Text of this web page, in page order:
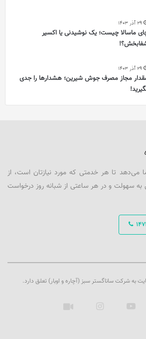
29 آذر 1403
ماسالا چیست؛ یک نوشیدنی یا اکسیر
29 آذر 1403
مجاز مصرف جوش شیرین؛ هشدارها را جدی
می‌دهد تا هر خدمتی که مورد نیازتان است، از
به سهولت و در هر ساعتی از شبانه روز درخواست
به شرکت ساناگستر سبز (آچاره و اوبار) تعلق دارد.
یوتیوب اینستاگرام